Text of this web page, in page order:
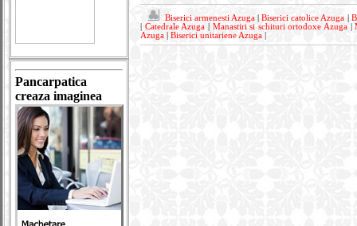
Pancarpatica
creaza imaginea
Biserici armenesti Azuga|Biserici catolice Azuga
Catedrale Azuga Manastiri si schituri ortodoxe Azuga|
Azuga
Biserici unitariene Azuga